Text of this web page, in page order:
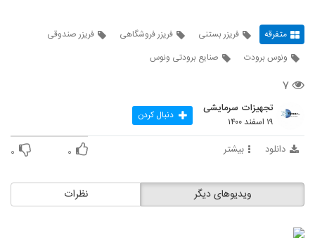
متفرقه فریزر بستنی فریزر فروشگاهی
فریزر صندوقی
ونوس برودت
صنایع برودتی ونوس
۷
تجهیزات سرمایشی
۱۹ اسفند ۱۴۰۰ دنبال کردن
دانلود بیشتر ۰ ۰
نظرات ویدیوهای دیگر